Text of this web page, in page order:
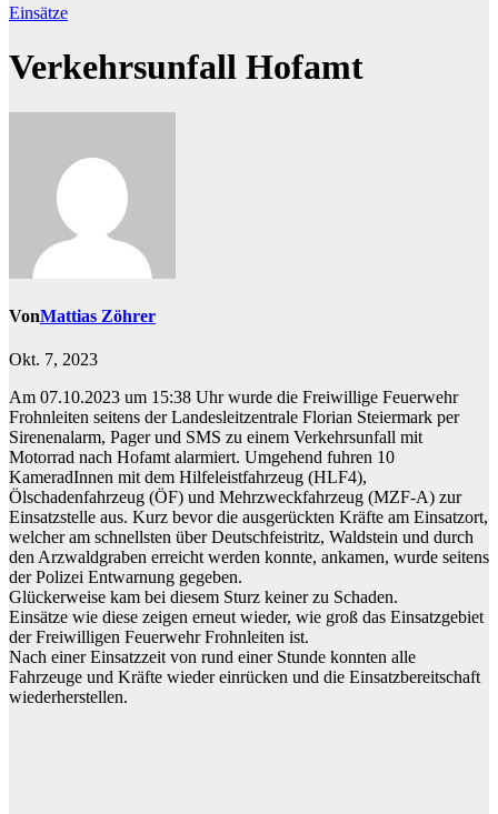
Einsätze
Verkehrsunfall Hofamt
VonMattias Zöhrer
Okt. 7, 2023
Am 07.10.2023 um 15:38 Uhr wurde die Freiwillige Feuerwehr
Frohnleiten seitens der Landesleitzentrale Florian Steiermark per
Sirenenalarm, Pager und SMS zu einem Verkehrsunfall mit
Motorrad nach Hofamt alarmiert. Umgehend fuhren 10
KameradInnen mit dem Hilfeleistfahrzeug (HLF4),
Ölschadenfahrzeug (ÖF) und Mehrzweckfahrzeug (MZF-A) zur
Einsatzstelle aus. Kurz bevor die ausgerückten Kräfte am Einsatzort,
welcher am schnellsten über Deutschfeistritz, Waldstein und durch
den Arzwaldgraben erreicht werden konnte, ankamen, wurde seitens
der Polizei Entwarnung gegeben.
Glückerweise kam bei diesem Sturz keiner zu Schaden.
Einsätze wie diese zeigen erneut wieder, wie groß das Einsatzgebiet
der Freiwilligen Feuerwehr Frohnleiten ist.
Nach einer Einsatzzeit von rund einer Stunde konnten alle
Fahrzeuge und Kräfte wieder einrücken und die Einsatzbereitschaft
wiederherstellen.